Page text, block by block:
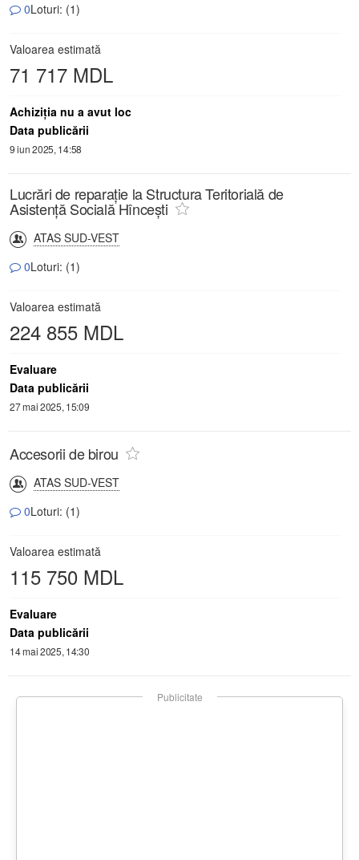
0Loturi: (1)
Valoarea estimată
71 717 MDL
Achiziţia nu a avut loc
Data publicării
9 iun 2025, 14:58
Lucrări de reparație la Structura Teritorială de
Asistență Socială Hîncești
ATAS SUD-VEST
0Loturi: (1)
Valoarea estimată
224 855 MDL
Evaluare
Data publicării
27 mai 2025, 15:09
Accesorii de birou
ATAS SUD-VEST
0Loturi: (1)
Valoarea estimată
115 750 MDL
Evaluare
Data publicării
14 mai 2025, 14:30
Publicitate